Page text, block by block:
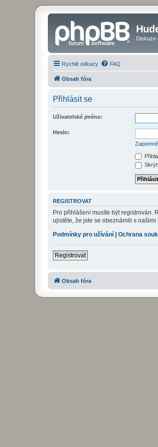
Diskuze
Rychlé odkazy FAQ
Obsah fóra
Přihlásit se
Uživatelské jméno:
Heslo:
Skrýt
REGISTROVAT
Pro přihlášení musíte být registrován.
ujistěte, že jste se obeznámili s
Podmínky pro užívání
Ochrana
Registrovat
Obsah fóra